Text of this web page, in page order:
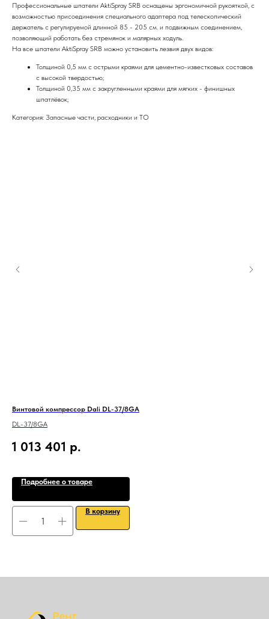
Профессиональные шпатели AktiSpray SRB оснащены эргономичной рукояткой, с
возможностью присоединения специального адаптера под телескопический
держатель с регулируемой длинной 85 - 205 см. и подвижным соединением,
позволяющий работать без стремянок и малярных ходуль.
На все шпатели AktiSpray SRB можно установить лезвия двух видов:
Толщиной 0,5 мм с острыми краями для цементно-известковых составов
с высокой твердостью;
Толщиной 0,35 мм с закругленными краями для мягких - финишных
шпатлёвок;
Категория: Запасные части, расходники и ТО
Винтовой компрессор Dali DL-37/8GA
DL-37/8GA
1 013 401 р.
Подробнее о товаре
В корзину